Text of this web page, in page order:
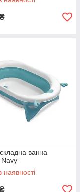
₴
ванна
Navy
₴